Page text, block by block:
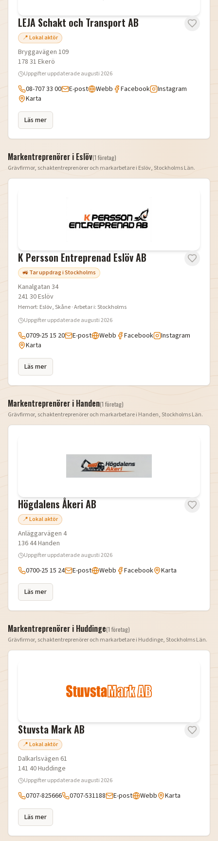
LEJA Schakt och Transport AB
📍 Lokal aktör
Bryggavägen 109
178 31 Ekerö
Uppgifter uppdateradeaugusti 2026
08-707 33 00 E-post Webb Facebook
Instagram
Karta
Läs mer
Markentreprenörer i Eslöv(1 företag)
Grävfirmor, schaktentreprenörer och markarbetare i Eslöv, Stockholms Län.
K Persson Entreprenad Eslöv AB
🚜 Tar uppdrag i Stockholms
Kanalgatan 34
241 30Eslöv
Hemort: Eslöv, Skåne· Arbetar i:Stockholms
Uppgifter uppdateradeaugusti 2026
0709-25 15 20 E-post Webb Facebook
Instagram
Karta
Läs mer
Markentreprenörer i Handen(1 företag)
Grävfirmor, schaktentreprenörer och markarbetare i Handen, Stockholms Län.
Högdalens Åkeri AB
📍 Lokal aktör
Anläggarvägen 4
136 44Handen
Uppgifter uppdateradeaugusti 2026
0700-25 15 24 E-post Webb Facebook Karta
Läs mer
Markentreprenörer i Huddinge(1 företag)
Grävfirmor, schaktentreprenörer och markarbetare i Huddinge, Stockholms Län.
Stuvsta Mark AB
📍 Lokal aktör
Dalkarlsvägen 61
141 40Huddinge
Uppgifter uppdateradeaugusti 2026
0707-825666 0707-531188 E-post Webb Karta
Läs mer